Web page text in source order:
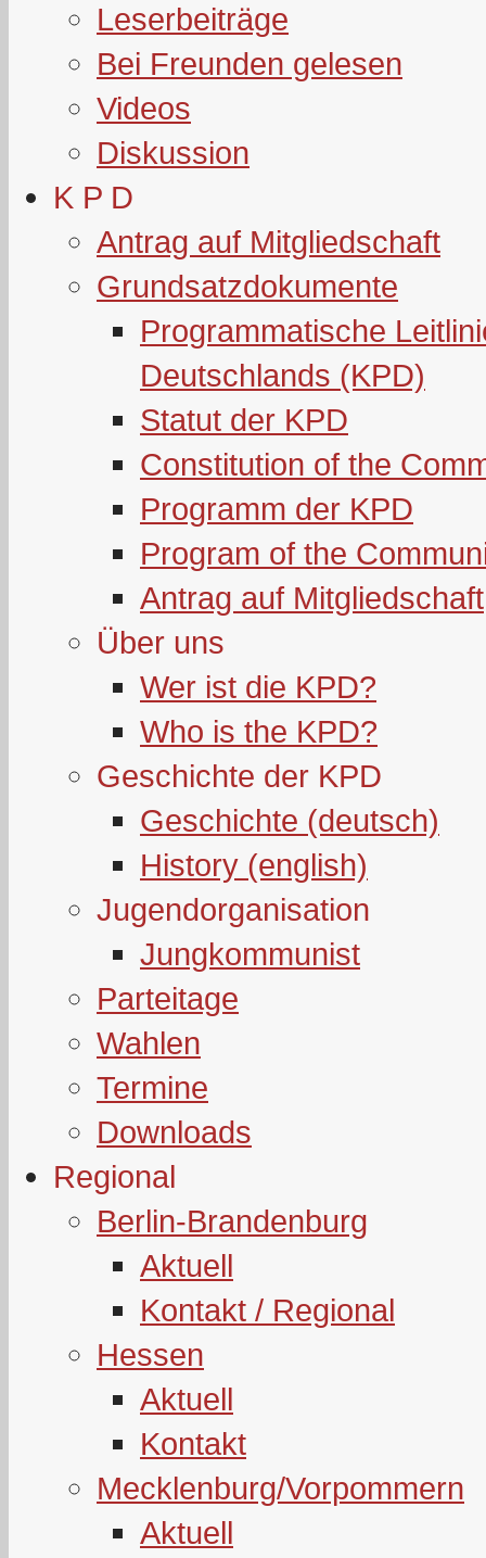
Leserbeiträge
Bei Freunden gelesen
Videos
Diskussion
K P D
Antrag auf Mitgliedschaft
Grundsatzdokumente
Programmatische
Deutschlands (KPD)
Statut der KPD
Constitution of the
Programm der KPD
Program of the
Antrag auf Mitgliedschaft
Über uns
Wer ist die KPD?
Who is the KPD?
Geschichte der KPD
Geschichte (deutsch)
History (english)
Jugendorganisation
Jungkommunist
Parteitage
Wahlen
Termine
Downloads
Regional
Berlin-Brandenburg
Aktuell
Kontakt / Regional
Hessen
Aktuell
Kontakt
Mecklenburg/Vorpommern
Aktuell